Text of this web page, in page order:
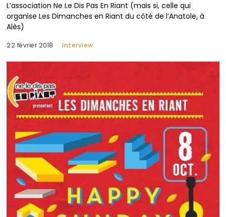
L’association Ne Le Dis Pas En Riant (mais si, celle qui
organise Les Dimanches en Riant du côté de l’Anatole, à
Alès)
22 février 2018 Interview